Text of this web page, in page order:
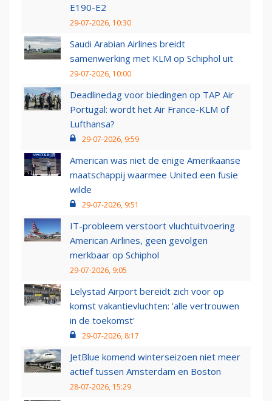
E190-E2
29-07-2026, 10:30
Saudi Arabian Airlines breidt
samenwerking met KLM op Schiphol uit
29-07-2026, 10:00
Deadlinedag voor biedingen op TAP Air
Portugal: wordt het Air France-KLM of
Lufthansa?
29-07-2026, 9:59
American was niet de enige Amerikaanse
maatschappij waarmee United een fusie
wilde
29-07-2026, 9:51
IT-probleem verstoort vluchtuitvoering
American Airlines, geen gevolgen
merkbaar op Schiphol
29-07-2026, 9:05
Lelystad Airport bereidt zich voor op
komst vakantievluchten: 'alle vertrouwen
in de toekomst'
29-07-2026, 8:17
JetBlue komend winterseizoen niet meer
actief tussen Amsterdam en Boston
28-07-2026, 15:29